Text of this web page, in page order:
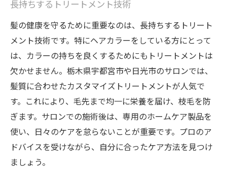
長持ちするトリートメント技術
髪の健康を守るために重要なのは、長持ちするトリート
メント技術です。特にヘアカラーをしている方にとって
は、カラーの持ちを良くするためにもトリートメントは
欠かせません。栃木県宇都宮市や日光市のサロンでは、
髪質に合わせたカスタマイズトリートメントが人気で
す。これにより、毛先まで均一に栄養を届け、枝毛を防
ぎます。サロンでの施術後は、専用のホームケア製品を
使い、日々のケアを怠らないことが重要です。プロのア
ドバイスを受けながら、自分に合ったケア方法を見つけ
ましょう。